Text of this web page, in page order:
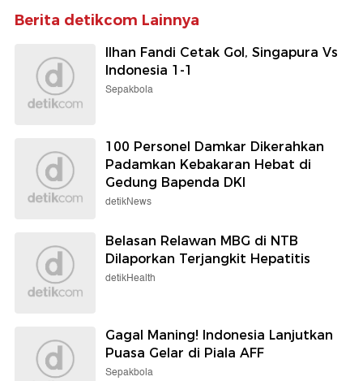
Berita detikcom Lainnya
Ilhan Fandi Cetak Gol, Singapura Vs
Indonesia 1-1
Sepakbola
100 Personel Damkar Dikerahkan
Padamkan Kebakaran Hebat di
Gedung Bapenda DKI
detikNews
Belasan Relawan MBG di NTB
Dilaporkan Terjangkit Hepatitis
detikHealth
Gagal Maning! Indonesia Lanjutkan
Puasa Gelar di Piala AFF
Sepakbola